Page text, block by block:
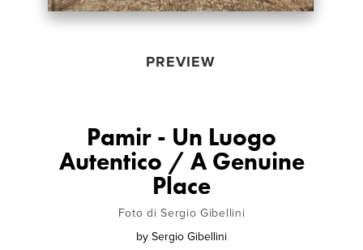
PREVIEW
Pamir - Un Luogo
Autentico / A Genuine
Place
Foto di Sergio Gibellini
by Sergio Gibellini